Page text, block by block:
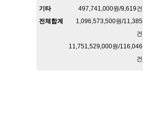
497,741,000원/9,619건
기타
1,096,573,500원/11,385
건
전체합계
11,751,529,000원/116,046
건